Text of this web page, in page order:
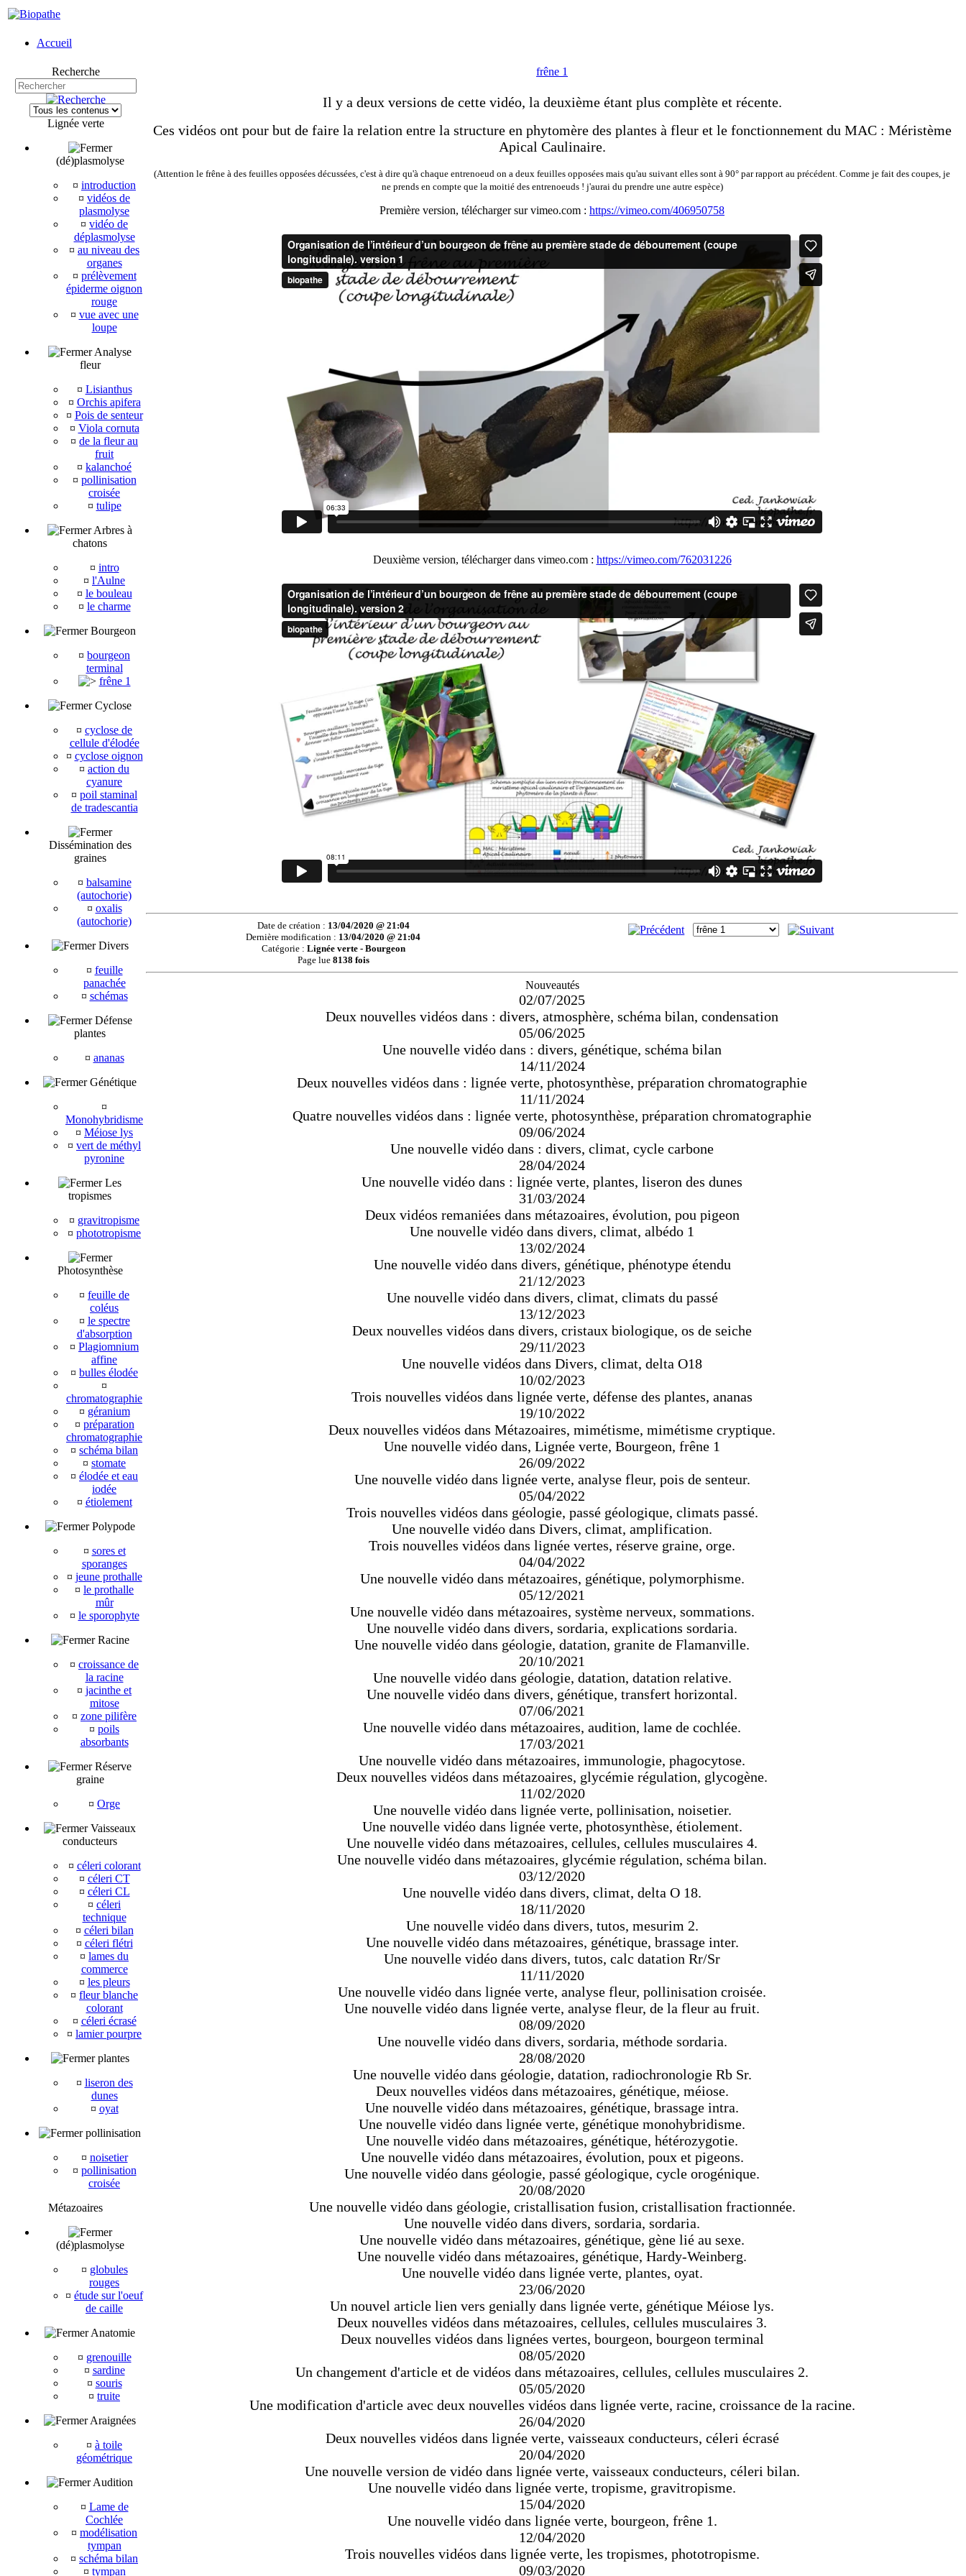
Accueil
Recherche
Lignée verte
(dé)plasmolyse
¤ introduction
¤ vidéos de
plasmolyse
¤ vidéo de
déplasmolyse
¤ au niveau des
organes
¤ prélèvement
épiderme oignon
rouge
¤ vue avec une
loupe
Analyse
fleur
¤ Lisianthus
¤ Orchis apifera
¤ Pois de senteur
¤ Viola cornuta
¤ de la fleur au
fruit
¤ kalanchoé
¤ pollinisation
croisée
¤ tulipe
Arbres à
chatons
¤ intro
¤ l'Aulne
¤ le bouleau
¤ le charme
Bourgeon
¤ bourgeon
terminal
frêne 1
Cyclose
¤ cyclose de
cellule d'élodée
¤ cyclose oignon
¤ action du
cyanure
¤ poil staminal
de tradescantia
Dissémination des
graines
¤ balsamine
(autochorie)
¤ oxalis
(autochorie)
Divers
¤ feuille
panachée
¤ schémas
Défense
plantes
¤ ananas
Génétique
¤
Monohybridisme
¤ Méiose lys
¤ vert de méthyl
pyronine
Les
tropismes
¤ gravitropisme
¤ phototropisme
Photosynthèse
¤ feuille de
coléus
¤ le spectre
d'absorption
¤ Plagiomnium
affine
¤ bulles élodée
¤
chromatographie
¤ géranium
¤ préparation
chromatographie
¤ schéma bilan
¤ stomate
¤ élodée et eau
iodée
¤ étiolement
Polypode
¤ sores et
sporanges
¤ jeune prothalle
¤ le prothalle
mûr
¤ le sporophyte
Racine
¤ croissance de
la racine
¤ jacinthe et
mitose
¤ zone pilifère
¤ poils
absorbants
Réserve
graine
¤ Orge
Vaisseaux
conducteurs
¤ céleri colorant
¤ céleri CT
¤ céleri CL
¤ céleri
technique
¤ céleri bilan
¤ céleri flétri
¤ lames du
commerce
¤ les pleurs
¤ fleur blanche
colorant
¤ céleri écrasé
¤ lamier pourpre
plantes
¤ liseron des
dunes
¤ oyat
pollinisation
¤ noisetier
¤ pollinisation
croisée
Métazoaires
(dé)plasmolyse
¤ globules
rouges
¤ étude sur l'oeuf
de caille
Anatomie
¤ grenouille
¤ sardine
¤ souris
¤ truite
Araignées
¤ à toile
géométrique
Audition
¤ Lame de
Cochlée
¤ modélisation
tympan
¤ schéma bilan
¤ tympan
frêne 1
Il y a deux versions de cette vidéo, la deuxième étant plus complète et récente.
Ces vidéos ont pour but de faire la relation entre la structure en phytomère des plantes à fleur et le fonctionnement du MAC : Méristème
Apical Caulinaire.
(Attention le frêne à des feuilles opposées décussées, c'est à dire qu'à chaque entrenoeud on a deux feuilles opposées mais qu'au suivant elles sont à 90° par rapport au précédent. Comme je fait des coupes, je
ne prends en compte que la moitié des entrenoeuds ! j'aurai du prendre une autre espèce)
Première version, télécharger sur vimeo.com : https://vimeo.com/406950758
Deuxième version, télécharger dans vimeo.com : https://vimeo.com/762031226
Date de création : 13/04/2020 @ 21:04
Dernière modification : 13/04/2020 @ 21:04
Catégorie : Lignée verte - Bourgeon
Page lue 8138 fois
Nouveautés
02/07/2025
Deux nouvelles vidéos dans : divers, atmosphère, schéma bilan, condensation
05/06/2025
Une nouvelle vidéo dans : divers, génétique, schéma bilan
14/11/2024
Deux nouvelles vidéos dans : lignée verte, photosynthèse, préparation chromatographie
11/11/2024
Quatre nouvelles vidéos dans : lignée verte, photosynthèse, préparation chromatographie
09/06/2024
Une nouvelle vidéo dans : divers, climat, cycle carbone
28/04/2024
Une nouvelle vidéo dans : lignée verte, plantes, liseron des dunes
31/03/2024
Deux vidéos remaniées dans métazoaires, évolution, pou pigeon
Une nouvelle vidéo dans divers, climat, albédo 1
13/02/2024
Une nouvelle vidéo dans divers, génétique, phénotype étendu
21/12/2023
Une nouvelle vidéo dans divers, climat, climats du passé
13/12/2023
Deux nouvelles vidéos dans divers, cristaux biologique, os de seiche
29/11/2023
Une nouvelle vidéos dans Divers, climat, delta O18
10/02/2023
Trois nouvelles vidéos dans lignée verte, défense des plantes, ananas
19/10/2022
Deux nouvelles vidéos dans Métazoaires, mimétisme, mimétisme cryptique.
Une nouvelle vidéo dans, Lignée verte, Bourgeon, frêne 1
26/09/2022
Une nouvelle vidéo dans lignée verte, analyse fleur, pois de senteur.
05/04/2022
Trois nouvelles vidéos dans géologie, passé géologique, climats passé.
Une nouvelle vidéo dans Divers, climat, amplification.
Trois nouvelles vidéos dans lignée vertes, réserve graine, orge.
04/04/2022
Une nouvelle vidéo dans métazoaires, génétique, polymorphisme.
05/12/2021
Une nouvelle vidéo dans métazoaires, système nerveux, sommations.
Une nouvelle vidéo dans divers, sordaria, explications sordaria.
Une nouvelle vidéo dans géologie, datation, granite de Flamanville.
20/10/2021
Une nouvelle vidéo dans géologie, datation, datation relative.
Une nouvelle vidéo dans divers, génétique, transfert horizontal.
07/06/2021
Une nouvelle vidéo dans métazoaires, audition, lame de cochlée.
17/03/2021
Une nouvelle vidéo dans métazoaires, immunologie, phagocytose.
Deux nouvelles vidéos dans métazoaires, glycémie régulation, glycogène.
11/02/2020
Une nouvelle vidéo dans lignée verte, pollinisation, noisetier.
Une nouvelle vidéo dans lignée verte, photosynthèse, étiolement.
Une nouvelle vidéo dans métazoaires, cellules, cellules musculaires 4.
Une nouvelle vidéo dans métazoaires, glycémie régulation, schéma bilan.
03/12/2020
Une nouvelle vidéo dans divers, climat, delta O 18.
18/11/2020
Une nouvelle vidéo dans divers, tutos, mesurim 2.
Une nouvelle vidéo dans métazoaires, génétique, brassage inter.
Une nouvelle vidéo dans divers, tutos, calc datation Rr/Sr
11/11/2020
Une nouvelle vidéo dans lignée verte, analyse fleur, pollinisation croisée.
Une nouvelle vidéo dans lignée verte, analyse fleur, de la fleur au fruit.
08/09/2020
Une nouvelle vidéo dans divers, sordaria, méthode sordaria.
28/08/2020
Une nouvelle vidéo dans géologie, datation, radiochronologie Rb Sr.
Deux nouvelles vidéos dans métazoaires, génétique, méiose.
Une nouvelle vidéo dans métazoaires, génétique, brassage intra.
Une nouvelle vidéo dans lignée verte, génétique monohybridisme.
Une nouvelle vidéo dans métazoaires, génétique, hétérozygotie.
Une nouvelle vidéo dans métazoaires, évolution, poux et pigeons.
Une nouvelle vidéo dans géologie, passé géologique, cycle orogénique.
20/08/2020
Une nouvelle vidéo dans géologie, cristallisation fusion, cristallisation fractionnée.
Une nouvelle vidéo dans divers, sordaria, sordaria.
Une nouvelle vidéo dans métazoaires, génétique, gène lié au sexe.
Une nouvelle vidéo dans métazoaires, génétique, Hardy-Weinberg.
Une nouvelle vidéo dans lignée verte, plantes, oyat.
23/06/2020
Un nouvel article lien vers genially dans lignée verte, génétique Méiose lys.
Deux nouvelles vidéos dans métazoaires, cellules, cellules musculaires 3.
Deux nouvelles vidéos dans lignées vertes, bourgeon, bourgeon terminal
08/05/2020
Un changement d'article et de vidéos dans métazoaires, cellules, cellules musculaires 2.
05/05/2020
Une modification d'article avec deux nouvelles vidéos dans lignée verte, racine, croissance de la racine.
26/04/2020
Deux nouvelles vidéos dans lignée verte, vaisseaux conducteurs, céleri écrasé
20/04/2020
Une nouvelle version de vidéo dans lignée verte, vaisseaux conducteurs, céleri bilan.
Une nouvelle vidéo dans lignée verte, tropisme, gravitropisme.
15/04/2020
Une nouvelle vidéo dans lignée verte, bourgeon, frêne 1.
12/04/2020
Trois nouvelles vidéos dans lignée verte, les tropismes, phototropisme.
09/03/2020